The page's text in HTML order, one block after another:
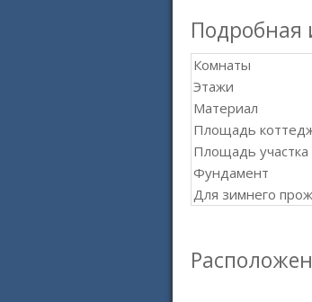
Комнаты
Этажи
Материал
Площадь
Площадь участка
Фундамент
Для зимнего